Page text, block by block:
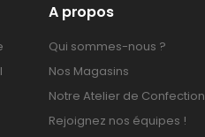
A propos
Qui sommes-nous ?
Nos Magasins
Notre Atelier de Confection
Rejoignez nos équipes !